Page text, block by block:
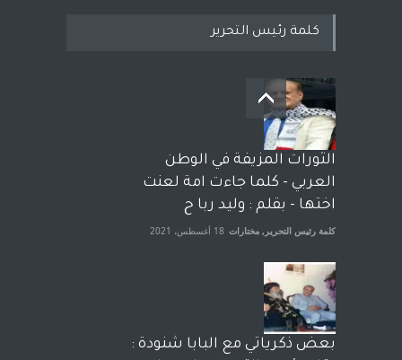
بعد معارك قضائية طاحنة كتب
وترافع فيها بنفسه مرة اخرى..
الشيخ طارق يوسف يقهر
الحكومة الأمريكية ، فأعطوه
الجنسية عن يد وهم صاغرون،
آراء حرة مختارات 7 أبريل، 2023
كلمة رئيس التحرير
الثورات المزيفة في الوطن
العربي - كلما جاءت امة لعنت
اختها - بقلم : وليد ربا ح
كلمة رئيس التحرير , مختارات 18 أغسطس، 2021
بعض ذكرياتي مع البابا شنودة :